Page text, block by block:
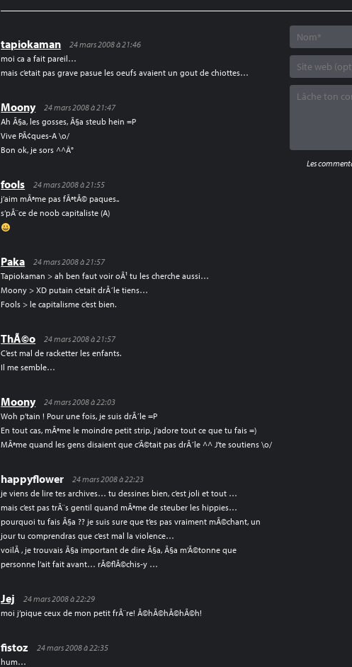
tapiokaman
24 mars 2008 à 21:46
moi ca a fait pareil…
mais c’etait pas grave pasue les oeufs avaient un gout de chiottes…
Moony
24 mars 2008 à 21:47
Ah Ã§a, les gosses, Ã§a steub hein =P
Vive PÃ¢ques-A \o/
Bon ok, je sors ^^Â°
fools
24 mars 2008 à 21:55
j’aim mÃªme pas fÃªtÃ© paques..
s’pÃ¨ce de noob capitaliste (A)
Paka
24 mars 2008 à 21:57
Tapiokaman > ah ben faut voir oÃ¹ tu les cherche aussi…
Moony > XD putain c’etait drÃ´le tiens…
Fools > le capitalisme c’est bien.
ThÃ©o
24 mars 2008 à 21:57
C’est mal de racketter les enfants.
Il me semble…
Moony
24 mars 2008 à 22:03
Woh p’tain ! Pour une fois, je suis drÃ´le =P
En tout cas, mÃªme le moindre petit strip, j’adore tout ce que tu fais =)
MÃªme quand les gens disaient que c’Ã©tait pas drÃ´le ^^ J’te soutiens \o/
happyflower
24 mars 2008 à 22:23
je viens de lire tes archives… tu dessines bien, c’est joli et tout …
mais c’est pas trÃ¨s gentil quand mÃªme de steuber les hippies…
pourquoi tu fais Ã§a ?? je suis sure que t’es pas vraiment mÃ©chant, un
jour tu comprendras que c’est mal la violence…
voilÃ , je trouvais Ã§a important de dire Ã§a, Ã§a m’Ã©tonne que
personne l’ait fait avant… rÃ©flÃ©chis-y …
Jej
24 mars 2008 à 22:29
moi j’pique ceux de mon petit frÃ¨re! Ã©hÃ©hÃ©hÃ©h!
fistoz
24 mars 2008 à 22:35
hum…
Les